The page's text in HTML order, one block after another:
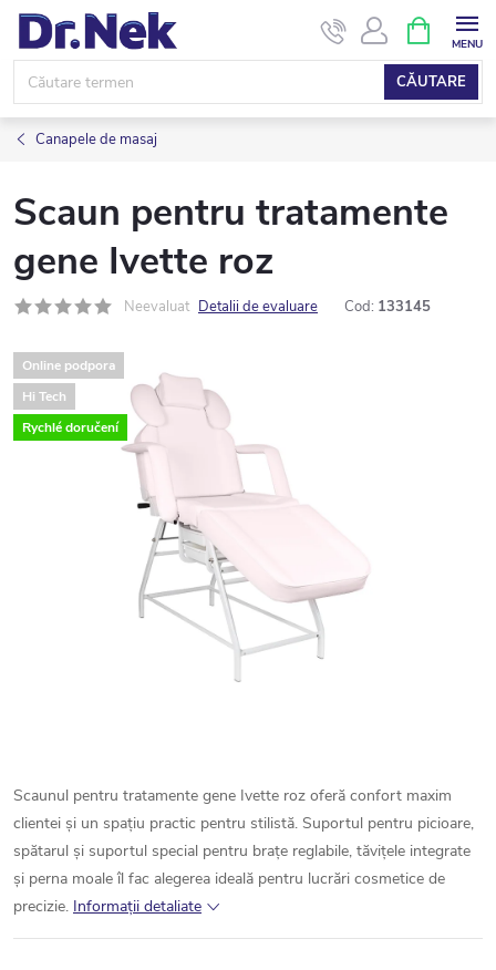
Treci
conținut
CĂUTARE
COŞ
DE
Canapele de masaj
Scaun pentru tratamente
gene Ivette roz
Neevaluat Detalii de evaluare Cod: 133145
Online podpora
Hi Tech
Rychlé doručení
Scaunul pentru tratamente gene Ivette roz oferă confort maxim
clientei și un spațiu practic pentru stilistă. Suportul pentru picioare,
spătarul și suportul special pentru brațe reglabile, tăvițele integrate
și perna moale îl fac alegerea ideală pentru lucrări cosmetice de
precizie. Informaţii detaliate